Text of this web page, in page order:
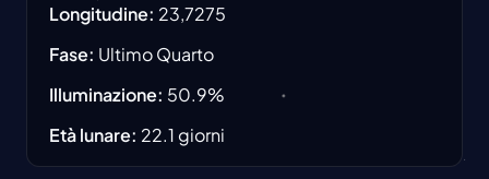
Longitudine: 23,7275
Fase: Ultimo Quarto
Illuminazione: 50.9%
Età lunare: 22.1giorni